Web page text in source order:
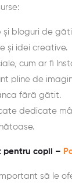
și bloguri de
și idei creative.
cum ar fi
pline de
fără gătit.
dedicate
pentru copii –
să le